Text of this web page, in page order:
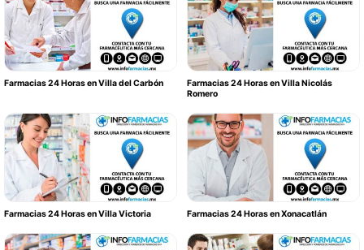
Farmacias 24 Horas en Villa del Carbón
Farmacias 24 Horas en Villa Nicolás
Romero
Farmacias 24 Horas en Villa Victoria Farmacias 24 Horas en Xonacatlán